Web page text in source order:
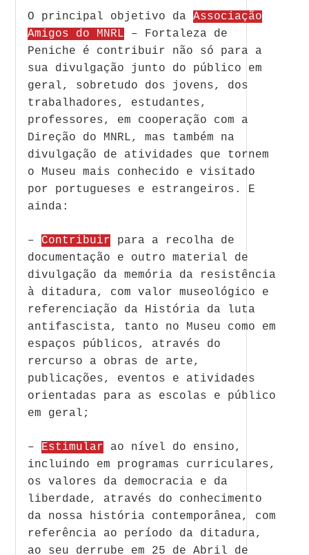
O principal objetivo da Associação
Amigos do MNRL – Fortaleza de
Peniche é contribuir não só para a
sua divulgação junto do público em
geral, sobretudo dos jovens, dos
trabalhadores, estudantes,
professores, em cooperação com a
Direção do MNRL, mas também na
divulgação de atividades que tornem
o Museu mais conhecido e visitado
por portugueses e estrangeiros. E
ainda:
– Contribuir para a recolha de
documentação e outro material de
divulgação da memória da resistência
à ditadura, com valor museológico e
referenciação da História da luta
antifascista, tanto no Museu como em
espaços públicos, através do
rercurso a obras de arte,
publicações, eventos e atividades
orientadas para as escolas e público
em geral;
– Estimular ao nível do ensino,
incluindo em programas curriculares,
os valores da democracia e da
liberdade, através do conhecimento
da nossa história contemporânea, com
referência ao período da ditadura,
ao seu derrube em 25 de Abril de